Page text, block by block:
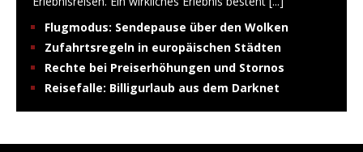
Flugmodus: Sendepause über den Wolken
Zufahrtsregeln in europäischen Städten
Rechte bei Preiserhöhungen und Stornos
Reisefalle: Billigurlaub aus dem Darknet